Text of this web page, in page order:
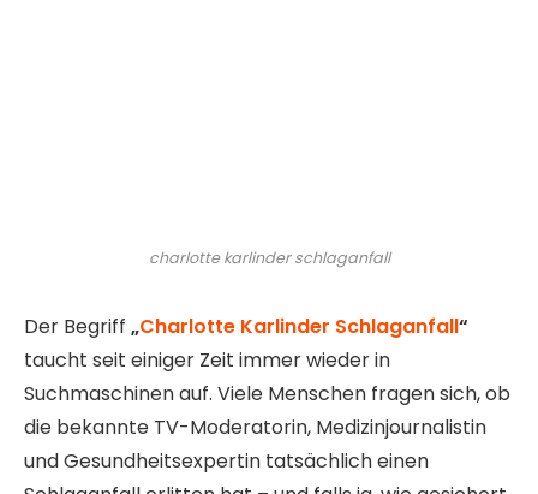
charlotte karlinder schlaganfall
Der Begriff „Charlotte Karlinder Schlaganfall“
taucht seit einiger Zeit immer wieder in
Suchmaschinen auf. Viele Menschen fragen sich, ob
die bekannte TV-Moderatorin, Medizinjournalistin
und Gesundheitsexpertin tatsächlich einen